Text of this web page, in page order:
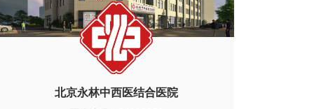
北京永林中西医结合医院